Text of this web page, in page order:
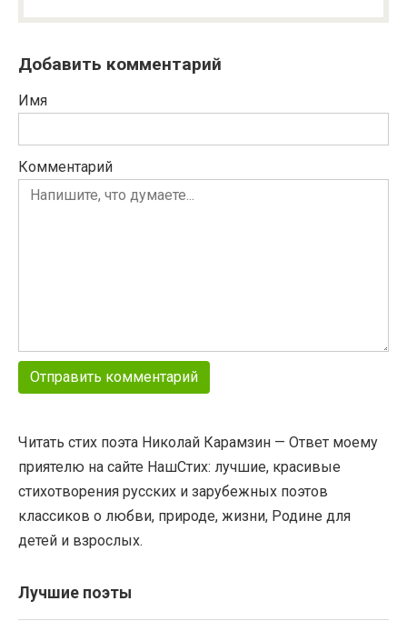
Добавить комментарий
Имя
Комментарий
Читать стих поэта Николай Карамзин — Ответ моему
приятелю на сайте НашСтих: лучшие, красивые
стихотворения русских и зарубежных поэтов
классиков о любви, природе, жизни, Родине для
детей и взрослых.
Лучшие поэты